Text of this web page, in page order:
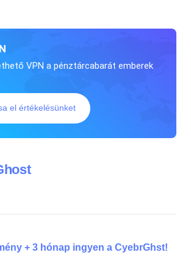
VPN a pénztárcabarát emberek
el értékelésünket
+ 3 hónap ingyen a CyebrGhst!